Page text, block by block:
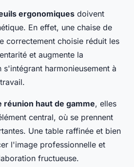
ergonomiques doivent
En effet, une chaise de
correctement choisie réduit les
et augmente la
harmonieusement à
réunion haut de gamme, elles
central, où se prennent
Une table raffinée et bien
l'image professionnelle et
fructueuse.